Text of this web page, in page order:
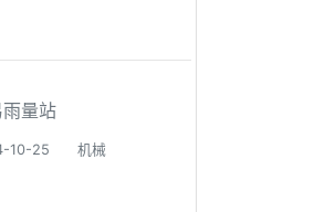
量站
10-25 机械